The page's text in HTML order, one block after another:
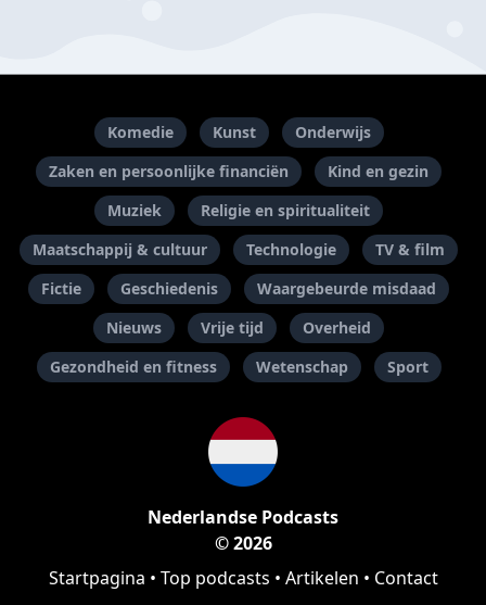
Komedie Kunst
Onderwijs
Zaken en persoonlijke financiën
Kind en gezin
Muziek
Religie en spiritualiteit
Maatschappij & cultuur
Technologie
TV & film
Fictie
Geschiedenis
Waargebeurde misdaad
Nieuws
Vrije tijd
Overheid
Gezondheid en fitness
Wetenschap Sport
Nederlandse Podcasts
© 2026
Startpagina • Top podcasts • Artikelen • Contact